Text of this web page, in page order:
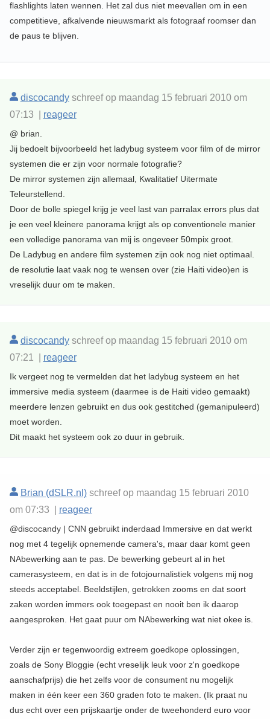
flashlights laten wennen. Het zal dus niet meevallen om in een
competitieve, afkalvende nieuwsmarkt als fotograaf roomser dan
de paus te blijven.
discocandyschreef op maandag 15 februari 2010 om
07:13 | reageer
@ brian.
Jij bedoelt bijvoorbeeld het ladybug systeem voor film of de mirror
systemen die er zijn voor normale fotografie?
De mirror systemen zijn allemaal, Kwalitatief Uitermate
Teleurstellend.
Door de bolle spiegel krijg je veel last van parralax errors plus dat
je een veel kleinere panorama krijgt als op conventionele manier
een volledige panorama van mij is ongeveer 50mpix groot.
De Ladybug en andere film systemen zijn ook nog niet optimaal.
de resolutie laat vaak nog te wensen over (zie Haiti video)en is
vreselijk duur om te maken.
discocandyschreef op maandag 15 februari 2010 om
07:21 | reageer
Ik vergeet nog te vermelden dat het ladybug systeem en het
immersive media systeem (daarmee is de Haiti video gemaakt)
meerdere lenzen gebruikt en dus ook gestitched (gemanipuleerd)
moet worden.
Dit maakt het systeem ook zo duur in gebruik.
Brian (dSLR.nl)schreef op maandag 15 februari 2010
om 07:33 | reageer
@discocandy | CNN gebruikt inderdaad Immersive en dat werkt
nog met 4 tegelijk opnemende camera's, maar daar komt geen
NAbewerking aan te pas. De bewerking gebeurt al in het
camerasysteem, en dat is in de fotojournalistiek volgens mij nog
steeds acceptabel. Beeldstijlen, getrokken zooms en dat soort
zaken worden immers ook toegepast en nooit ben ik daarop
aangesproken. Het gaat puur om NAbewerking wat niet okee is.
Verder zijn er tegenwoordig extreem goedkope oplossingen,
zoals de Sony Bloggie (echt vreselijk leuk voor z'n goedkope
aanschafprijs) die het zelfs voor de consument nu mogelijk
maken in één keer een 360 graden foto te maken. (Ik praat nu
dus echt over een prijskaartje onder de tweehonderd euro voor